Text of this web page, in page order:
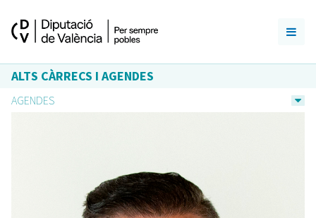
ALTS CÀRRECS I AGENDES
AGENDES